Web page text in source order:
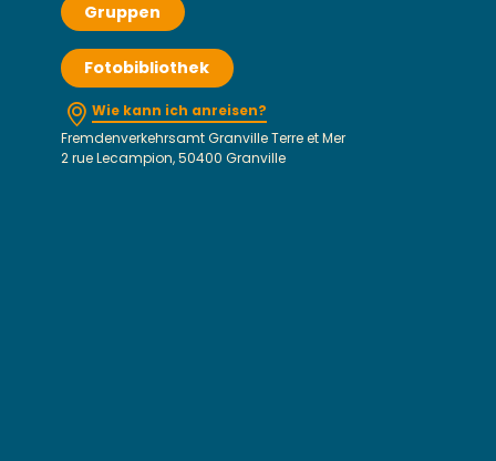
Gruppen
Fotobibliothek
Wie kann ich anreisen?
Fremdenverkehrsamt Granville Terre et Mer
2 rue Lecampion, 50400 Granville